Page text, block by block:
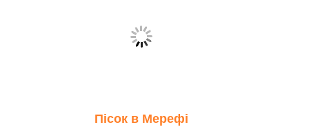
Пісок в Мерефі